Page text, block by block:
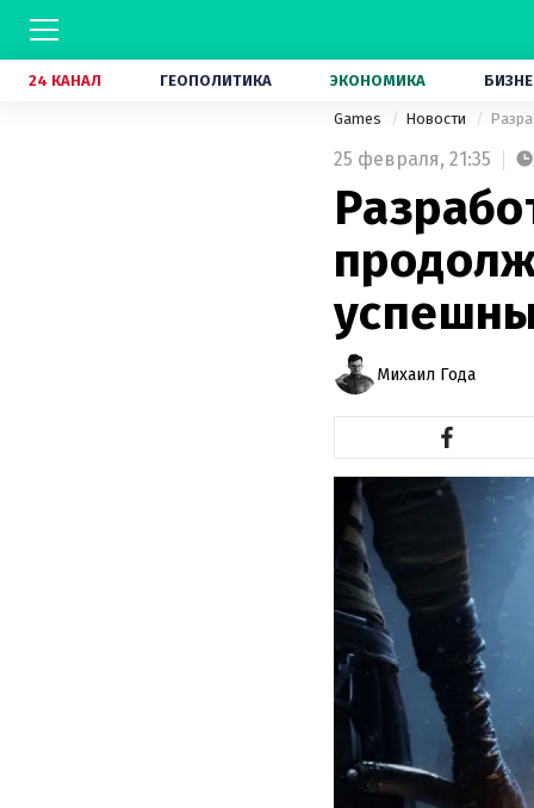
24 КАНАЛ ГЕОПОЛИТИКА ЭКОНОМИКА
Games Новости
25 февраля, 21:35
Михаил Года